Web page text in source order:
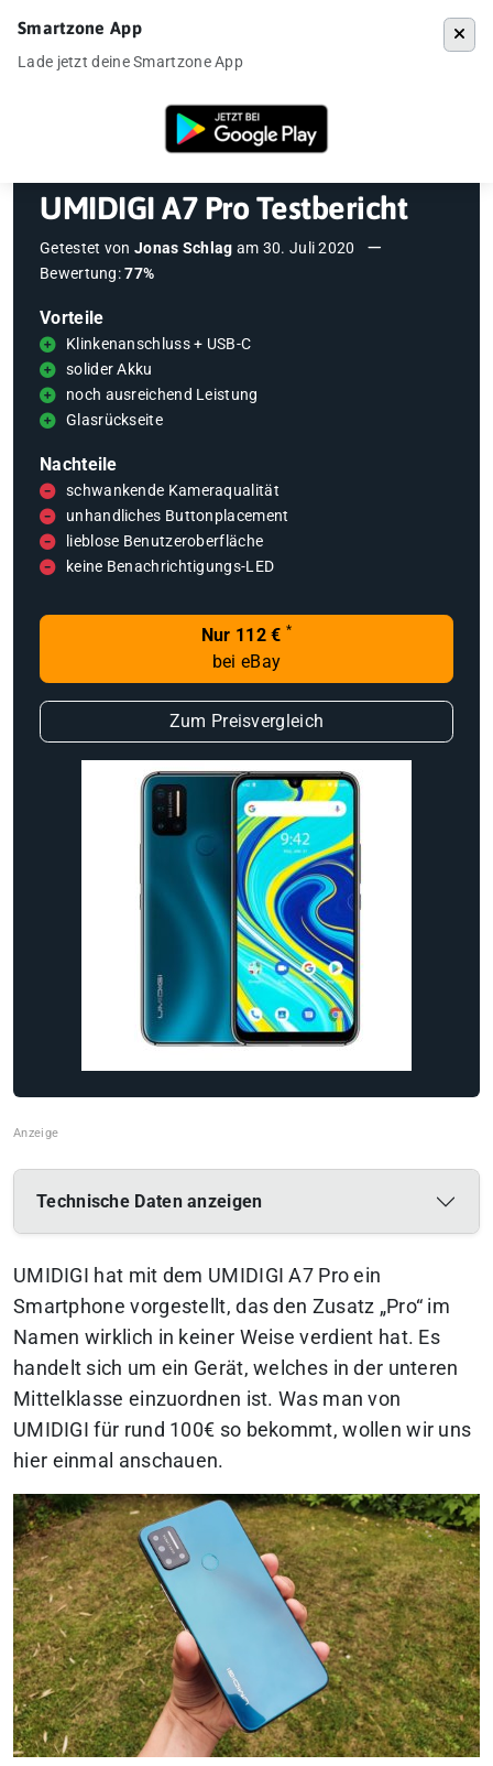
Testberichte UMIDIGI A7 Pro Testbericht
UMIDIGI A7 Pro Testbericht
Getestet von Jonas Schlag am 30. Juli 2020
Bewertung:77%
Vorteile
Klinkenanschluss + USB-C
solider Akku
noch ausreichend Leistung
Glasrückseite
Nachteile
schwankende Kameraqualität
unhandliches Buttonplacement
lieblose Benutzeroberfläche
keine Benachrichtigungs-LED
Nur 112 € *
bei eBay
Zum Preisvergleich
Technische Daten anzeigen
UMIDIGI hat mit dem UMIDIGI A7 Pro ein
Smartphone vorgestellt, das den Zusatz „Pro“ im
Namen wirklich in keiner Weise verdient hat. Es
handelt sich um ein Gerät, welches in der unteren
Mittelklasse einzuordnen ist. Was man von
UMIDIGI für rund 100€ so bekommt, wollen wir uns
hier einmal anschauen.
Smartzone App
Lade jetzt deine Smartzone App